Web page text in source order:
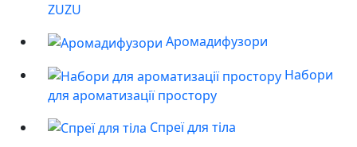
ZUZU
Аромадифузори
Набори
для ароматизації простору
Спреї для тіла